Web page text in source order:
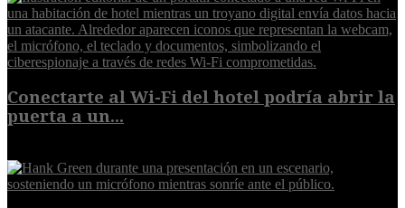
Conectarte al Wi-Fi del hotel podría abrir la
puerta a un...